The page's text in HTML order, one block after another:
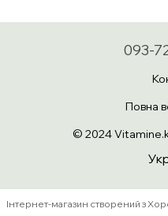
093-
Повна
© 2024
Інтернет-магазин створений з